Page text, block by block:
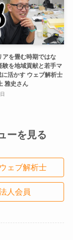
アを畳む時期ではな
験を地域貢献と若手マ
活かす ウェブ解析士
雅史さん
ーを見る
ウェブ解析士
人会員